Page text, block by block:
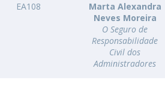
EA108
Marta Alexandra
Neves Moreira
O Seguro de
Responsabilidade
Civil dos
Administradores